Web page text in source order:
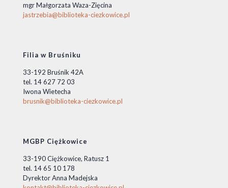
mgr Małgorzata Waza-Zięcina
jastrzebia@biblioteka-ciezkowice.pl
Filia w Bruśniku
33-192 Bruśnik 42A
tel. 14 627 72 03
Iwona Wietecha
brusnik@biblioteka-ciezkowice.pl
MGBP Ciężkowice
33-190 Ciężkowice, Ratusz 1
tel. 14 65 10 178
Dyrektor Anna Madejska